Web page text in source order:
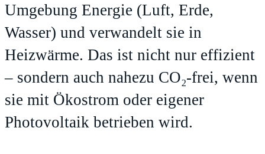
Umgebung Energie (Luft, Erde,
Wasser) und verwandelt sie in
Heizwärme. Das ist nicht nur effizient
– sondern auch nahezu CO₂-frei, wenn
sie mit Ökostrom oder eigener
Photovoltaik betrieben wird.